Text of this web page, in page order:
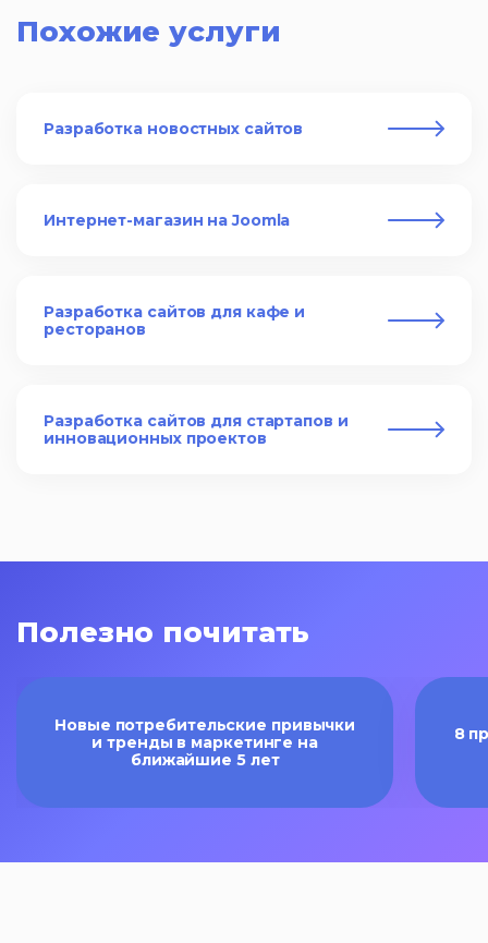
Похожие услуги
Разработка новостных сайтов
Интернет-магазин на Joomla
Разработка сайтов для кафе и
ресторанов
Разработка сайтов для стартапов и
инновационных проектов
Полезно почитать
Новые потребительские привычки
и тренды в маркетинге на
ближайшие 5 лет
8